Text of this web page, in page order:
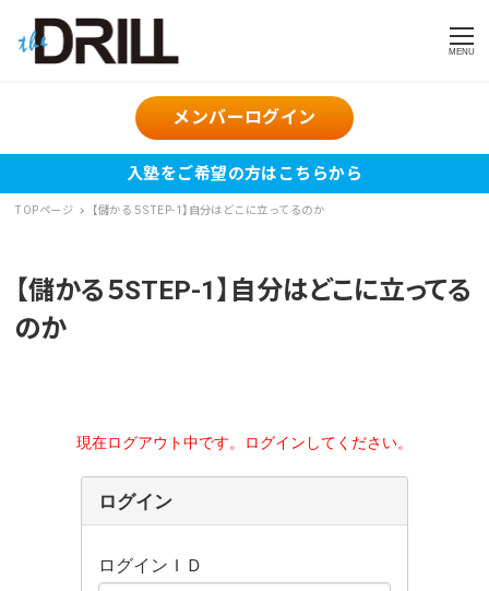
MENU
メンバーログイン
入塾をご希望の方はこちらから
TOPページ 【儲かる５STEP-1】自分はどこに立ってるのか
【儲かる５STEP-1】自分はどこに立ってる
のか